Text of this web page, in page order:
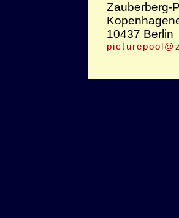
Zauberberg-
10437 Berlin